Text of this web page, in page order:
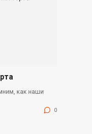
как наши
0